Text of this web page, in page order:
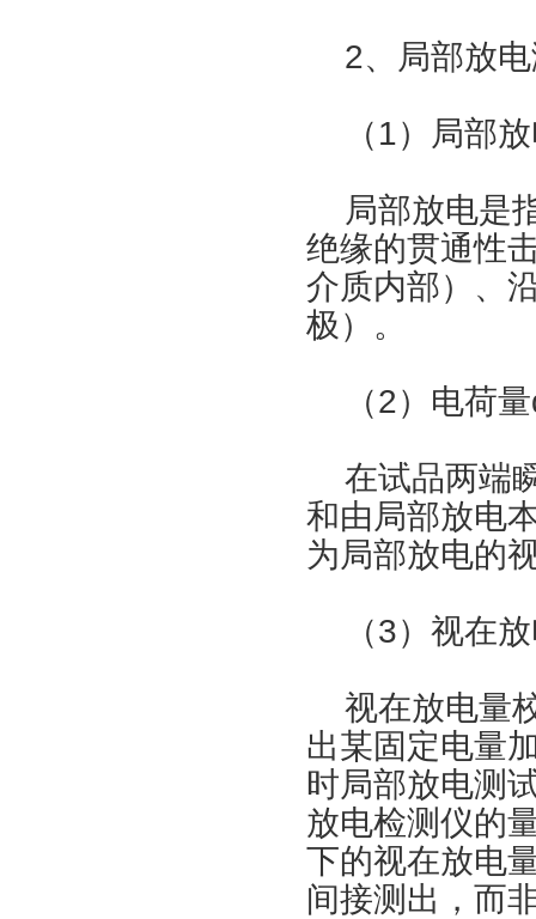
2、局部放电
（1）局部放
局部放电是
绝缘的贯通性
介质内部）、
极）。
（2）电荷
在试品两端
和由局部放电
为局部放电的
（3）视在放
视在放电量
出某固定电量
时局部放电测
放电检测仪的
下的视在放电
间接测出，而